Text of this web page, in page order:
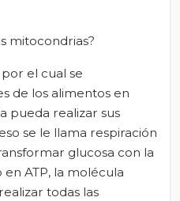
mitocondrias?
el cual se
de los alimentos en
pueda realizar sus
se le llama respiración
glucosa con la
ATP, la molécula
todas las